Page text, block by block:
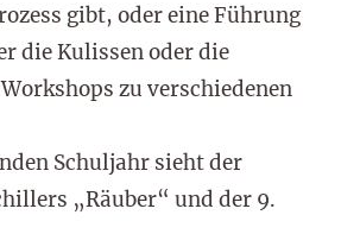
gibt, oder eine Führung
die Kulissen oder die
zu verschiedenen
Schuljahr sieht der
„Räuber“ und der 9.